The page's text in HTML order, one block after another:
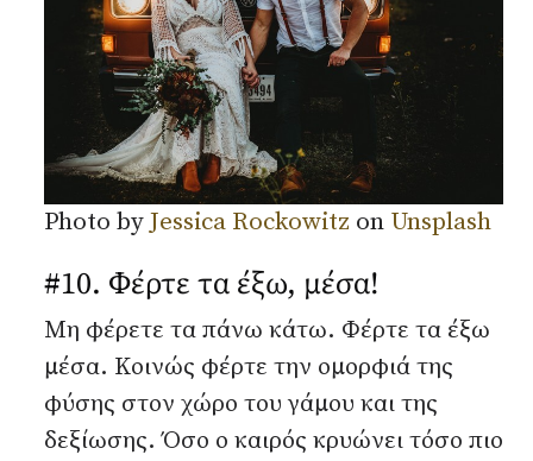
Photo byJessica Rockowitz on Unsplash
#10. Φέρτε τα έξω, μέσα!
Μη φέρετε τα πάνω κάτω. Φέρτε τα έξω
μέσα. Κοινώς φέρτε την ομορφιά της
φύσης στον χώρο του γάμου και της
δεξίωσης. Όσο ο καιρός κρυώνει τόσο πιο